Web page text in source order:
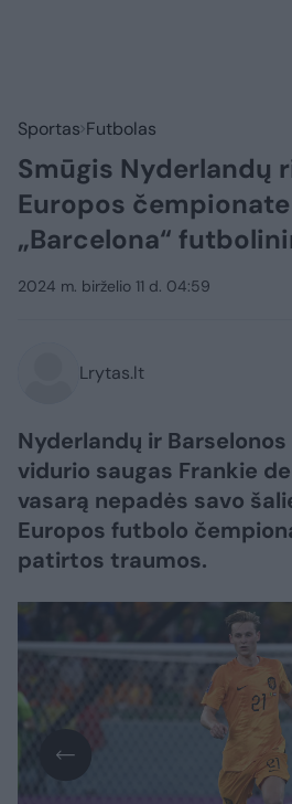
Sportas Futbolas
Smūgis Nyderlandų
Europos
„Barcelona“
2024 m. birželio 11 d. 04:59
Lrytas.lt
Nyderlandų ir Barselonos
vidurio saugas Frankie
vasarą nepadės savo
Europos futbolo
patirtos traumos.